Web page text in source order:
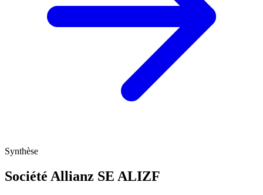
Synthèse
Société Allianz SE ALIZF